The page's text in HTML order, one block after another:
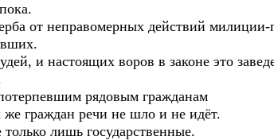
от неправомерных действий милиции-
и настоящих воров в законе это
рядовым гражданам
граждан речи не шло и не идёт.
лишь государственные.